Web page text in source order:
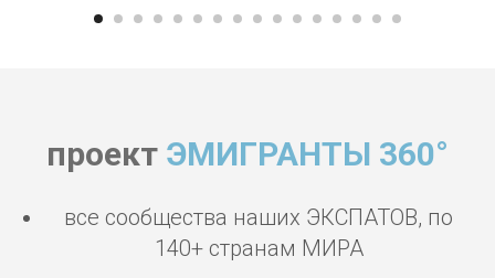
проект ЭМИГРАНТЫ 360°
все сообщества наших ЭКСПАТОВ, по
140+ странам МИРА